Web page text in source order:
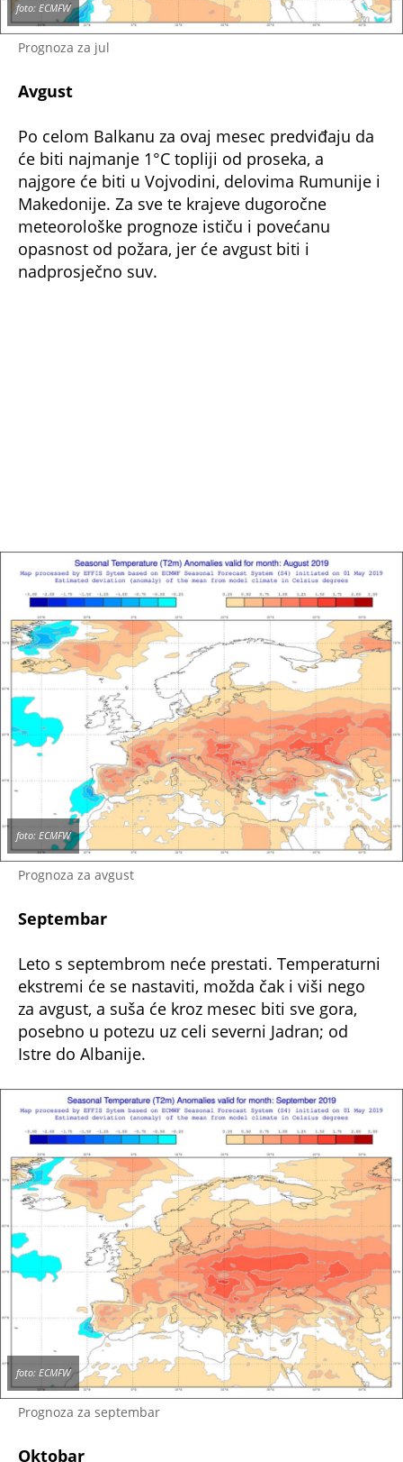
Prognoza za jul
foto: ECMFW
Avgust
Po celom Balkanu za ovaj mesec predviđaju da
će biti najmanje 1°C topliji od proseka, a
najgore će biti u Vojvodini, delovima Rumunije i
Makedonije. Za sve te krajeve dugoročne
meteorološke prognoze ističu i povećanu
opasnost od požara, jer će avgust biti i
nadprosječno suv.
Prognoza za avgust
foto: ECMFW
Septembar
Leto s septembrom neće prestati. Temperaturni
ekstremi će se nastaviti, možda čak i viši nego
za avgust, a suša će kroz mesec biti sve gora,
posebno u potezu uz celi severni Jadran; od
Istre do Albanije.
Prognoza za septembar
foto: ECMFW
Oktobar